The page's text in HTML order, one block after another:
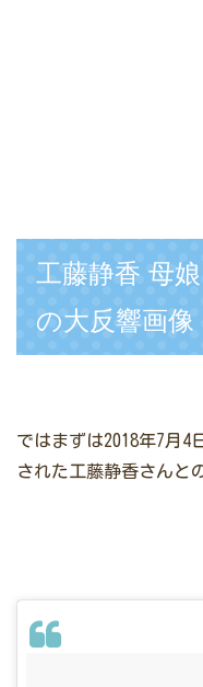
工藤静香 母
の大反響画像
ではまずは2018年7月4
された工藤静香さんと